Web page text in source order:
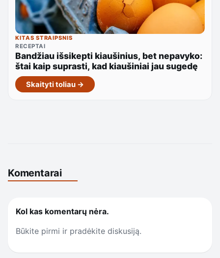
KITAS STRAIPSNIS
RECEPTAI
Bandžiau išsikepti kiaušinius, bet nepavyko:
štai kaip suprasti, kad kiaušiniai jau sugedę
Skaityti toliau →
Komentarai
Kol kas komentarų nėra.
Būkite pirmi ir pradėkite diskusiją.